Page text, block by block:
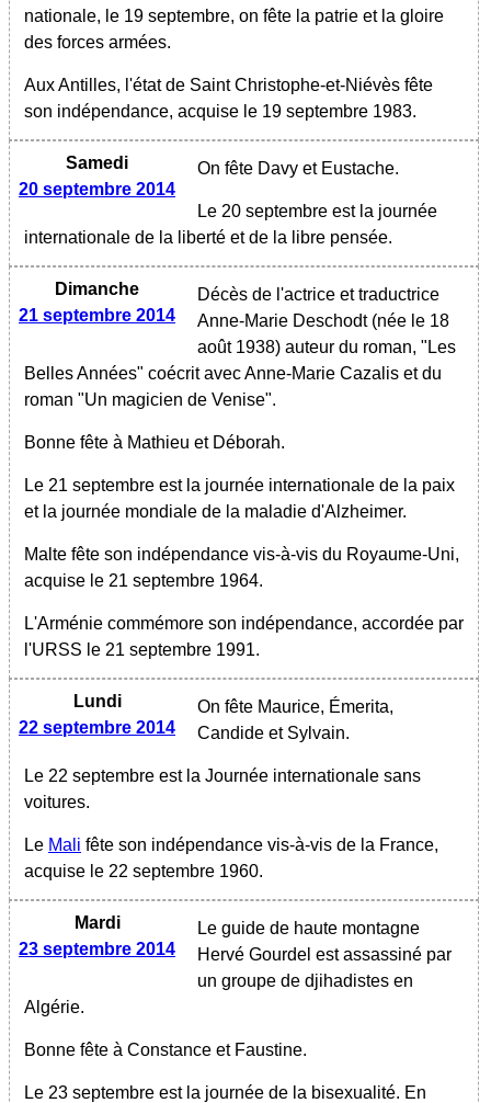
nationale, le 19 septembre, on fête la patrie et la gloire
des forces armées.
Aux Antilles, l'état de Saint Christophe-et-Niévès fête
son indépendance, acquise le 19 septembre 1983.
Samedi
20 septembre 2014
On fête Davy et Eustache.
Le 20 septembre est la journée
internationale de la liberté et de la libre pensée.
Dimanche
21 septembre 2014
Décès de l'actrice et traductrice
Anne-Marie Deschodt (née le 18
août 1938) auteur du roman, "Les
Belles Années" coécrit avec Anne-Marie Cazalis et du
roman "Un magicien de Venise".
Bonne fête à Mathieu et Déborah.
Le 21 septembre est la journée internationale de la paix
et la journée mondiale de la maladie d'Alzheimer.
Malte fête son indépendance vis-à-vis du Royaume-Uni,
acquise le 21 septembre 1964.
L'Arménie commémore son indépendance, accordée par
l'URSS le 21 septembre 1991.
Lundi
22 septembre 2014
On fête Maurice, Émerita,
Candide et Sylvain.
Le 22 septembre est la Journée internationale sans
voitures.
Le Mali fête son indépendance vis-à-vis de la France,
acquise le 22 septembre 1960.
Mardi
23 septembre 2014
Le guide de haute montagne
Hervé Gourdel est assassiné par
un groupe de djihadistes en
Algérie.
Bonne fête à Constance et Faustine.
Le 23 septembre est la journée de la bisexualité. En